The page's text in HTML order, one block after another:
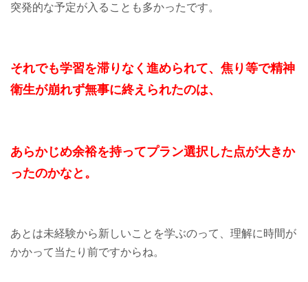
突発的な予定が入ることも多かったです。
それでも学習を滞りなく進められて、焦り等で精神
衛生が崩れず無事に終えられたのは、
あらかじめ余裕を持ってプラン選択した点が大きか
ったのかなと。
あとは未経験から新しいことを学ぶのって、理解に時間が
かかって当たり前ですからね。